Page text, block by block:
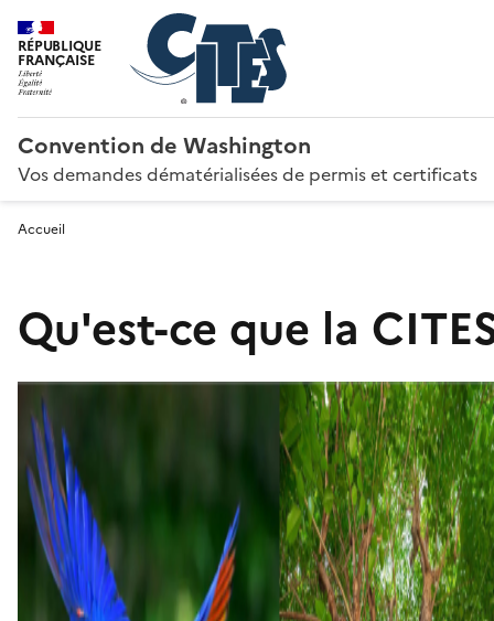
RÉPUBLIQUE
FRANÇAISE
Convention de Washington
Vos demandes dématérialisées de permis et certificats
Accueil
Qu'est-ce que la